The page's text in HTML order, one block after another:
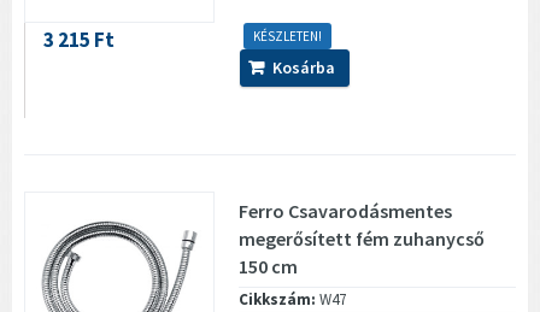
KÉSZLETEN!
3 215 Ft
Kosárba
Ferro Csavarodásmentes
megerősített fém zuhanycső
150 cm
Cikkszám: W47